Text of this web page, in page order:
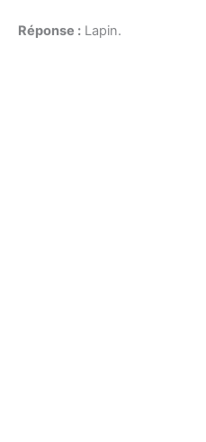
Réponse : Lapin.